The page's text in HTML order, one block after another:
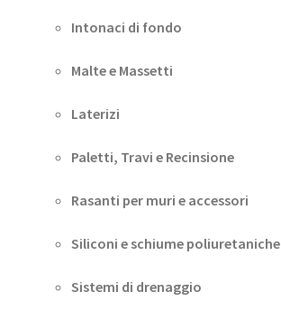
Intonaci di fondo
Malte e Massetti
Laterizi
Paletti, Travi e Recinsione
Rasanti per muri e accessori
Siliconi e schiume poliuretaniche
Sistemi di drenaggio